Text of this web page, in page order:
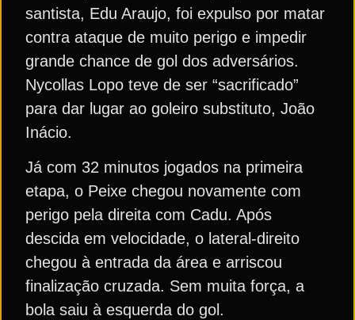
santista, Edu Araujo, foi expulso por matar
contra ataque de muito perigo e impedir
grande chance de gol dos adversários.
Nycollas Lopo teve de ser “sacrificado”
para dar lugar ao goleiro substituto, João
Inácio.
Já com 32 minutos jogados na primeira
etapa, o Peixe chegou novamente com
perigo pela direita com Cadu. Após
descida em velocidade, o lateral-direito
chegou à entrada da área e arriscou
finalização cruzada. Sem muita força, a
bola saiu à esquerda do gol.